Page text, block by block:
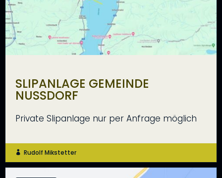
SLIPANLAGE GEMEINDE
NUSSDORF
Private Slipanlage nur per Anfrage möglich
 Rudolf Mikstetter